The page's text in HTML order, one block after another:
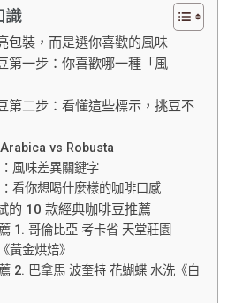
識
包裝，而是選你喜歡的風味
第一步：你喜歡哪一種「風
第二步：看懂這些標示，挑豆不
vs Robusta
風味差異關鍵字
看你想喝什麼樣的咖啡口感
的 10 款經典咖啡豆推薦
1. 哥倫比亞 考卡省 天堂莊園
黃金烘焙》
2. 巴拿馬 波奎特 花蝴蝶 水洗《白